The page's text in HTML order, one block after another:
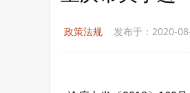
政策法规 发布于：2020-